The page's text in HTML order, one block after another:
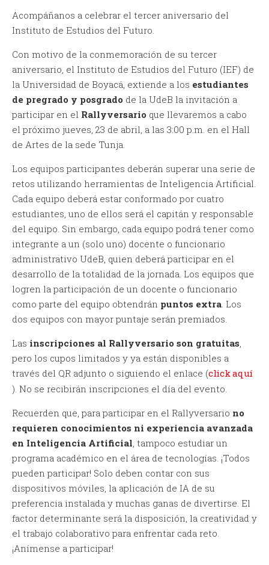
Acompáñanos a celebrar el tercer aniversario del
Instituto de Estudios del Futuro.
Con motivo de la conmemoración de su tercer
aniversario, el Instituto de Estudios del Futuro (IEF) de
la Universidad de Boyacá, extiende a los estudiantes
de pregrado y posgrado de la UdeB la invitación a
participar en el Rallyversario que llevaremos a cabo
el próximo jueves, 23 de abril, a las 3:00 p.m. en el Hall
de Artes de la sede Tunja.
Los equipos participantes deberán superar una serie de
retos utilizando herramientas de Inteligencia Artificial.
Cada equipo deberá estar conformado por cuatro
estudiantes, uno de ellos será el capitán y responsable
del equipo. Sin embargo, cada equipo podrá tener como
integrante a un (solo uno) docente o funcionario
administrativo UdeB, quien deberá participar en el
desarrollo de la totalidad de la jornada. Los equipos que
logren la participación de un docente o funcionario
como parte del equipo obtendrán puntos extra . Los
dos equipos con mayor puntaje serán premiados.
Las inscripciones al Rallyversario son gratuitas
pero los cupos limitados y ya están disponibles a
través del QR adjunto o siguiendo el enlace (click aquí
). No se recibirán inscripciones el día del evento.
Recuerden que, para participar en el Rallyversario no
requieren conocimientos ni experiencia avanzada
en Inteligencia Artificial , tampoco estudiar un
programa académico en el área de tecnologías. ¡Todos
pueden participar! Solo deben contar con sus
dispositivos móviles, la aplicación de IA de su
preferencia instalada y muchas ganas de divertirse. El
factor determinante será la disposición, la creatividad y
el trabajo colaborativo para enfrentar cada reto.
¡Anímense a participar!